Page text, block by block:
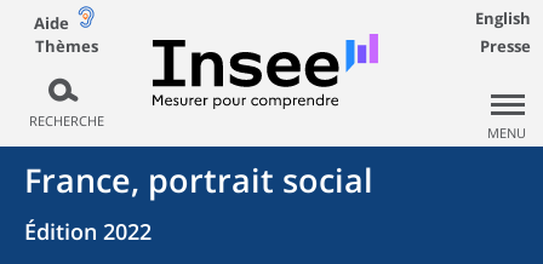
Aide
Thèmes
RECHERCHE
English
Presse
MENU
France, portrait social
Édition 2022